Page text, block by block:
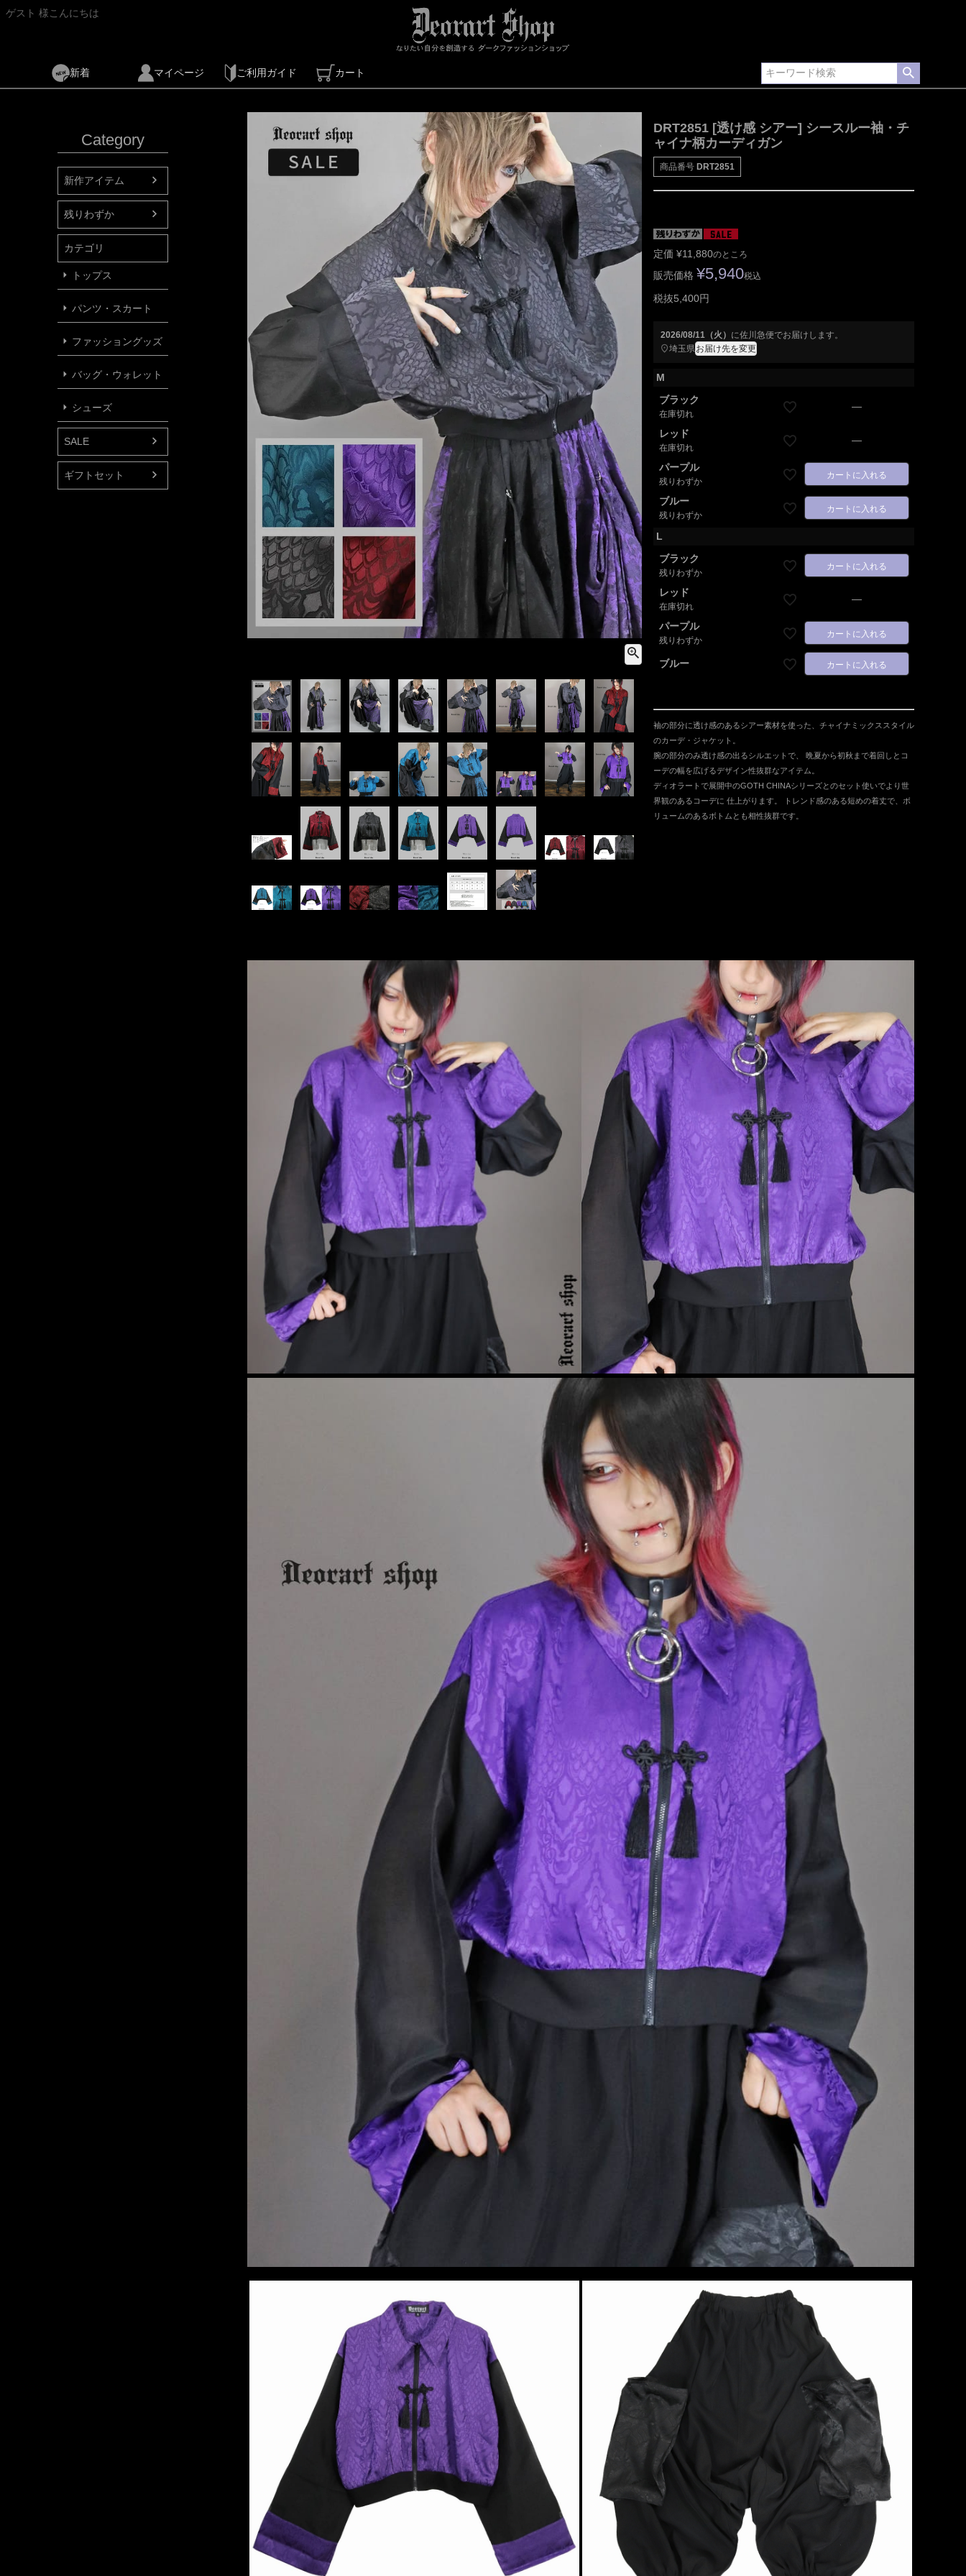
ゲスト 様こんにちは
新着 マイページ ご利用ガイド カート
Category
新作アイテム
残りわずか
カテゴリ
トップス
パンツ・スカート
ファッショングッズ
バッグ・ウォレット
シューズ
SALE
ギフトセット
DRT2851 [透け感 シアー] シースルー袖・チ
ャイナ柄カーディガン
商品番号 DRT2851
定価 ¥11,880のところ
販売価格 ¥5,940税込
税抜5,400円
2026/08/11（火） に佐川急便でお届けします。
埼玉県お届け先を変更
M
ブラック
在庫切れ
—
レッド
在庫切れ
—
パープル
残りわずか
カートに入れる
ブルー
残りわずか
カートに入れる
L
ブラック
残りわずか
カートに入れる
レッド
在庫切れ
—
パープル
残りわずか
カートに入れる
ブルー カートに入れる
袖の部分に透け感のあるシアー素材を使った、チャイナミックススタイル
のカーデ・ジャケット。
腕の部分のみ透け感の出るシルエットで、 晩夏から初秋まで着回しとコ
ーデの幅を広げるデザイン性抜群なアイテム。
ディオラートで展開中のGOTH CHINAシリーズとのセット使いでより世
界観のあるコーデに 仕上がります。 トレンド感のある短めの着丈で、ボ
リュームのあるボトムとも相性抜群です。